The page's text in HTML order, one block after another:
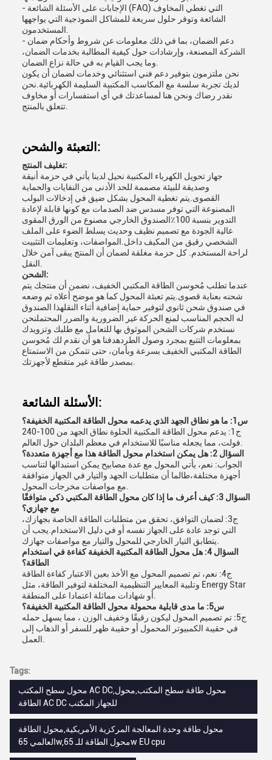
- الإجابات على الأسئلة الشائعة (FAQ) التي تغطي المخاوف
الشائعة وتوفر حلول سريعة للمشاكل النموذجية التي يواجهها
- دعم الضمان، بما في ذلك معلومات عن شروط وأحكام ضمان
الشركة المصنعة، وإرشادات حول كيفية المطالبة بخدمات الضمان،
نحن ملتزمون بتوفير دعم فني استثنائي وخدمات لضمان أن يكون
لديك تجربة سلسة مع المكاسب المكتبية السليمة الكهربائية.نحن
نقدر رضاك ونحن هنا لمساعدتك في أي استفسارات أو مخاوف
التعبئة والشحن:
تغليف المنتج:
جهاز تحويل الكهرباء المكتبية نحيل لدينا يأتي في حزمة أنيقة
وصديقة للبيئة مصممة للحد الأدنى من النفايات والحماية
القصوى.يتم تغطية المحول بشكل ضيق في إدخالات البولب
المصنوعة التي توفر مسدس ضد الصدمات مع كونها قابلة لإعادة
التدوير بنسبة 100٪الصندوق الخارجي مصنوع من الورق المقوى
عالية الجودة مع تصميم نظيف وحديث يسلط الضوء على الملف
الشخصي رقيق من المكيف داخل.المواصفات، وتعليمات التثبيت
لراحة المستخدم. كل حزمة مغلقة لضمان أن المنتج يبقى آمن خلال
الشحن:
عندما تطلب مُحوسن الطاقة المكتبي الخفيف، نضمن أن منتجك يتم
شحنه بعناية قصوى.يتم تعبئة المحول كما هو موضح أعلاه ثم وضعه
في صندوق شحن ثانوي لتوفير حماية إضافية أثناء النقلهذا الصندوق
له الحجم المناسب لمنع الحركة غير الضرورية والضرر المحتملنحن
نستخدم شركات الشحن الموثوق بها للتعامل مع طلبك وتزويدك
بمعلومات التتبع بمجرد وصول الطردهدفنا هو أن نقدم لك مُحوسن
الطاقة المكتبي الخفيف بسرعة وبأمان، حتى تتمكن من الاستمتاع
الأسئلة الشائعة:
س1: ما هو نطاق الجهد الذي يدعمه محول الطاقة المكتبية الخفيفة؟
ج1: يدعم محول الطاقة المكتبية الحلوة نطاق الجهد من 100-240
السؤال 2: هل يمكن استخدام محول الطاقة هذا مع أجهزة متعددة؟
الجواب: نعم، يأتي المحول مع عدة مصابيح يمكن استبدالها لتناسب
أجهزة مختلفة،طالما أن متطلبات الجهد والتيار في الجهاز متوافقة
السؤال 3: كيف أعرف ما إذا كان محول الطاقة المكتبي ذكي متوافقًا
مع جهازي؟
ج3: لضمان التوافق، تحقق من متطلبات الطاقة الخاصة بجهازك،
التي توجد عادة على الجهاز نفسه أو في دليل الاستخدام.يجب أن
السؤال 4: هل محول الطاقة المكتبية الخفيفة كفاءة في استخدام
الطاقة؟
ج4: نعم، تم تصميم المحول مع الأخذ بعين الاعتبار كفاءة الطاقة
وتلبية المعايير التنظيمية المختلفة لتوفير الطاقة، مثل Energy Star
س5: ما مدى قابلية محمولة محول الطاقة المكتبية الخفيفة؟
ج5: تم تصميم المحول ليكون رقيقًا وخفيف الوزن ، مما يسهل حمله
في حقيبة الكمبيوتر المحمول أو حقيبة ظهر للسفر أو الذهاب إلى
Tags:
محول سطح المكتب AC DC,محول طاقة سطح المكتب,محول
الطاقة AC DC للجهاز المكتب
محول طاقة وحدة المعالجة المركزية الأمريكية,محول الطاقة
العالمي 65w,محول الطاقة للـ 65w EU cpu